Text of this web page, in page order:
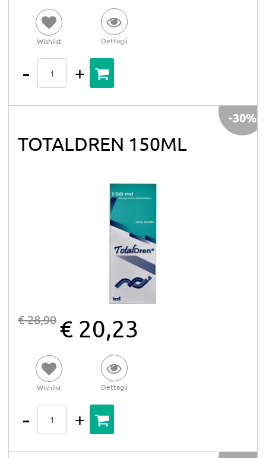
Wishlist Dettagli
TOTALDREN 150ML
€ 28,90 € 20,23
Wishlist Dettagli
-30%